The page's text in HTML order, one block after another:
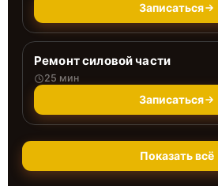
Записаться
Ремонт силовой части
25 мин
Записаться
Показать всё